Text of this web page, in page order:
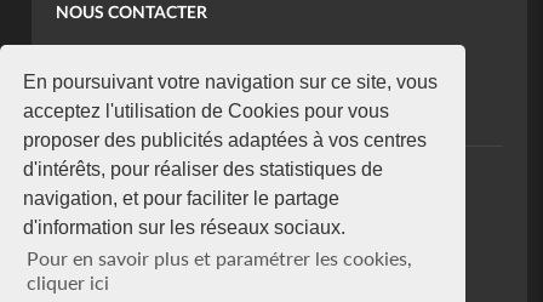
En poursuivant votre navigation sur ce site, vous
acceptez l'utilisation de Cookies pour vous
proposer des publicités adaptées à vos centres
d'intérêts, pour réaliser des statistiques de
navigation, et pour faciliter le partage
d'information sur les réseaux sociaux.
Pour en savoir plus et paramétrer les cookies,
cliquer ici
NOUS CONTACTER
koaci@yahoo.fr
+225 07 08 85 52 93
NEWSLETTER
Restez connecté via notre newsletter
S'abonner
Se désabonner